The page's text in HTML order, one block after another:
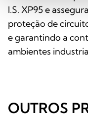
I.S. XP95 e
proteção de
e garantindo a
ambientes
OUTROS